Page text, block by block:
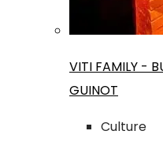
VITI FAMILY -
GUINOT
Culture